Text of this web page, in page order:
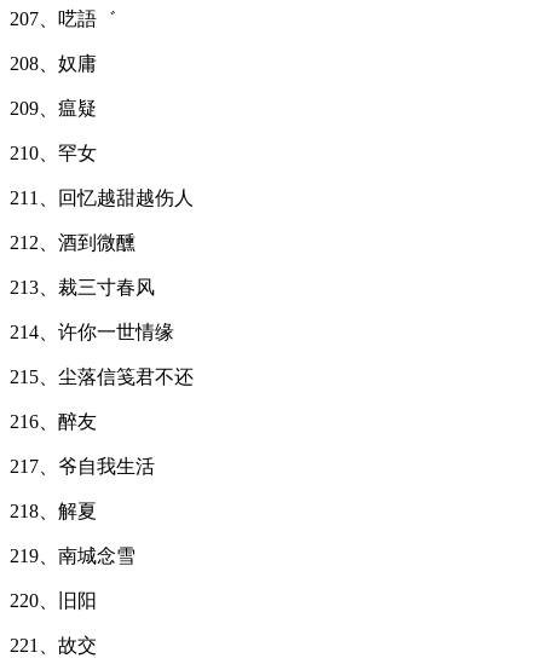
207、呓語゛
208、奴庸
209、瘟疑
210、罕女
211、回忆越甜越伤人
212、酒到微醺
213、裁三寸春风
214、许你一世情缘
215、尘落信笺君不还
216、醉友
217、爷自我生活
218、解夏
219、南城念雪
220、旧阳
221、故交